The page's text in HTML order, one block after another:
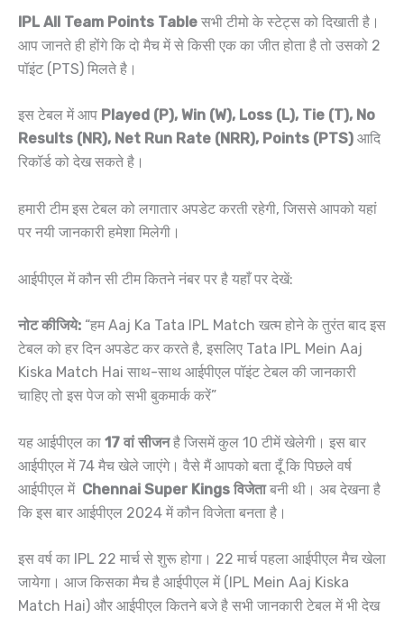
IPL All Team Points Table सभी टीमो के स्टेट्स को दिखाती है।
आप जानते ही होंगे कि दो मैच में से किसी एक का जीत होता है तो उसको 2
पॉइंट (PTS) मिलते है।
इस टेबल में आप Played (P), Win (W), Loss (L), Tie (T), No
Results (NR), Net Run Rate (NRR), Points (PTS) आदि
रिकॉर्ड को देख सकते है।
हमारी टीम इस टेबल को लगातार अपडेट करती रहेगी, जिससे आपको यहां
पर नयी जानकारी हमेशा मिलेगी।
आईपीएल में कौन सी टीम कितने नंबर पर है यहाँ पर देखें:
नोट कीजिये: “हम Aaj Ka Tata IPL Match खत्म होने के तुरंत बाद इस
टेबल को हर दिन अपडेट कर करते है, इसलिए Tata IPL Mein Aaj
Kiska Match Hai साथ-साथ आईपीएल पॉइंट टेबल की जानकारी
चाहिए तो इस पेज को सभी बुकमार्क करें”
यह आईपीएल का 17 वां सीजनहै जिसमें कुल 10 टीमें खेलेगी। इस बार
आईपीएल में 74 मैच खेले जाएंगे। वैसे मैं आपको बता दूँ कि पिछले वर्ष
आईपीएल में Chennai Super Kings विजेताबनी थी। अब देखना है
कि इस बार आईपीएल 2024 में कौन विजेता बनता है।
इस वर्ष का IPL 22 मार्च से शुरू होगा। 22 मार्च पहला आईपीएल मैच खेला
जायेगा। आज किसका मैच है आईपीएल में (IPL Mein Aaj Kiska
Match Hai) और आईपीएल कितने बजे है सभी जानकारी टेबल में भी देख